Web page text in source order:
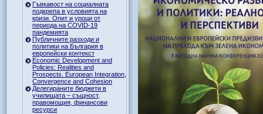
Гъвкавост на социалната
подкрепа в условията на
кризи. Опит и уроци от
периода на COVID-19
пандемията
Публичните разходи и
политики на България в
европейски контекст
Economic Development and
Policies: Realities and
Prospects. European Integration,
Convergence and Cohesion
Делегираните бюджети в
училищата – същност,
правомощия, финансови
ресурси